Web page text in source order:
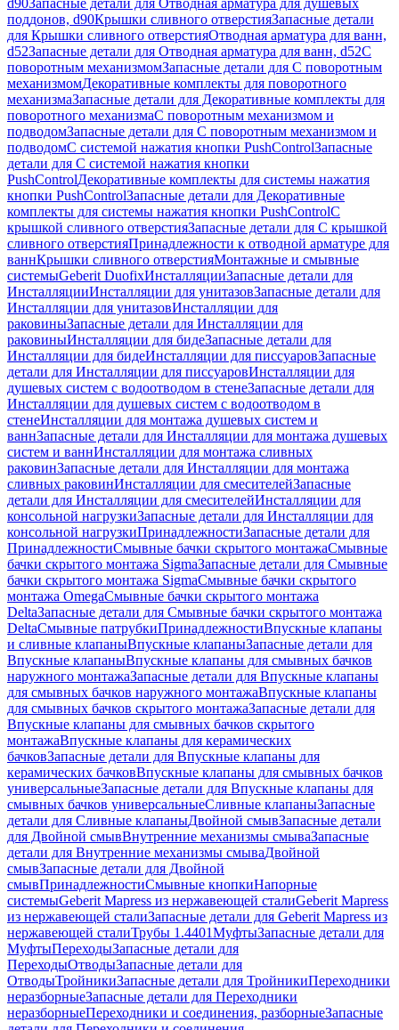
d90Запасные детали для Отводная арматура для душевых
поддонов, d90Крышки сливного отверстияЗапасные детали
для Крышки сливного отверстияОтводная арматура для ванн,
d52Запасные детали для Отводная арматура для ванн, d52С
поворотным механизмомЗапасные детали для С поворотным
механизмомДекоративные комплекты для поворотного
механизмаЗапасные детали для Декоративные комплекты для
поворотного механизмаС поворотным механизмом и
подводомЗапасные детали для С поворотным механизмом и
подводомС системой нажатия кнопки PushControlЗапасные
детали для С системой нажатия кнопки
PushControlДекоративные комплекты для системы нажатия
кнопки PushControlЗапасные детали для Декоративные
комплекты для системы нажатия кнопки PushControlС
крышкой сливного отверстияЗапасные детали для С крышкой
сливного отверстияПринадлежности к отводной арматуре для
ваннКрышки сливного отверстияМонтажные и смывные
системыGeberit DuofixИнсталляцииЗапасные детали для
ИнсталляцииИнсталляции для унитазовЗапасные детали для
Инсталляции для унитазовИнсталляции для
раковиныЗапасные детали для Инсталляции для
раковиныИнсталляции для бидеЗапасные детали для
Инсталляции для бидеИнсталляции для писсуаровЗапасные
детали для Инсталляции для писсуаровИнсталляции для
душевых систем с водоотводом в стенеЗапасные детали для
Инсталляции для душевых систем с водоотводом в
стенеИнсталляции для монтажа душевых систем и
ваннЗапасные детали для Инсталляции для монтажа душевых
систем и ваннИнсталляции для монтажа сливных
раковинЗапасные детали для Инсталляции для монтажа
сливных раковинИнсталляции для смесителейЗапасные
детали для Инсталляции для смесителейИнсталляции для
консольной нагрузкиЗапасные детали для Инсталляции для
консольной нагрузкиПринадлежностиЗапасные детали для
ПринадлежностиСмывные бачки скрытого монтажаСмывные
бачки скрытого монтажа SigmaЗапасные детали для Смывные
бачки скрытого монтажа SigmaСмывные бачки скрытого
монтажа OmegaСмывные бачки скрытого монтажа
DeltaЗапасные детали для Смывные бачки скрытого монтажа
DeltaСмывные патрубкиПринадлежностиВпускные клапаны
и сливные клапаныВпускные клапаныЗапасные детали для
Впускные клапаныВпускные клапаны для смывных бачков
наружного монтажаЗапасные детали для Впускные клапаны
для смывных бачков наружного монтажаВпускные клапаны
для смывных бачков скрытого монтажаЗапасные детали для
Впускные клапаны для смывных бачков скрытого
монтажаВпускные клапаны для керамических
бачковЗапасные детали для Впускные клапаны для
керамических бачковВпускные клапаны для смывных бачков
универсальныеЗапасные детали для Впускные клапаны для
смывных бачков универсальныеСливные клапаныЗапасные
детали для Сливные клапаныДвойной смывЗапасные детали
для Двойной смывВнутренние механизмы смываЗапасные
детали для Внутренние механизмы смываДвойной
смывЗапасные детали для Двойной
смывПринадлежностиСмывные кнопкиНапорные
системыGeberit Mapress из нержавеющей сталиGeberit Mapress
из нержавеющей сталиЗапасные детали для Geberit Mapress из
нержавеющей сталиТрубы 1.4401МуфтыЗапасные детали для
МуфтыПереходыЗапасные детали для
ПереходыОтводыЗапасные детали для
ОтводыТройникиЗапасные детали для ТройникиПереходники
неразборныеЗапасные детали для Переходники
неразборныеПереходники и соединения, разборныеЗапасные